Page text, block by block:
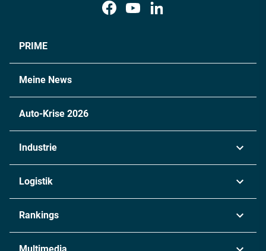
PRIME
Meine News
Auto-Krise 2026
Industrie
Chemie
Metall
Logistik
Rankings